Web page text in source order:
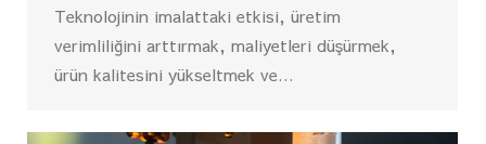
Teknolojinin imalattaki etkisi, üretim
verimliliğini arttırmak, maliyetleri düşürmek,
ürün kalitesini yükseltmek ve…